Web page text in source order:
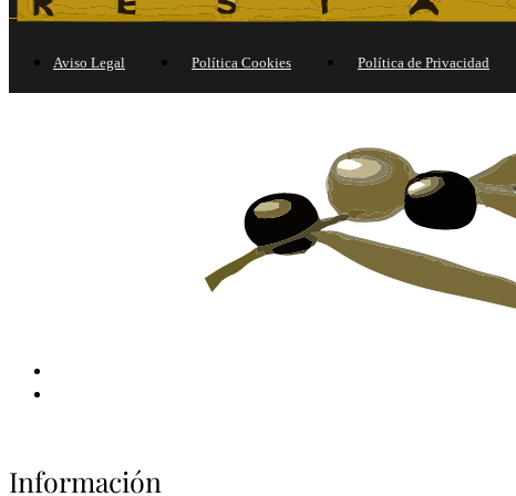
Información
Aviso Legal Política Cookies Política de Privacidad